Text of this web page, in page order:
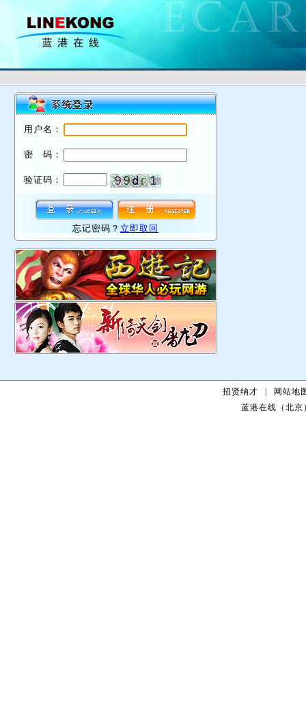
用户名：
密 码：
验证码：
忘记密码？ 立即取回
招贤纳才
网站地
蓝港在线（北京